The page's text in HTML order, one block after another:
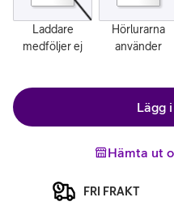
Laddare
medföljer ej
Hörlurarna
använder
Lägg
Hämta ut
FRI FRAKT